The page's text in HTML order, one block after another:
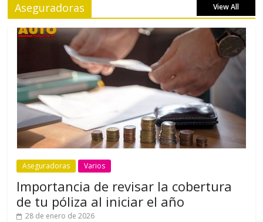
Aseguradoras View All
Aseguradoras Varios
Importancia de revisar la cobertura
de tu póliza al iniciar el año
28 de enero de 2026